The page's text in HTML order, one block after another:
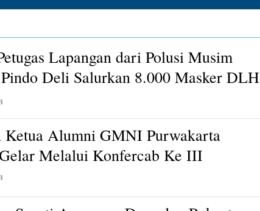
Lapangan dari Polusi Musim
Deli Salurkan 8.000 Masker DLH
Ketua Alumni GMNI Purwakarta
Melalui Konfercab Ke III